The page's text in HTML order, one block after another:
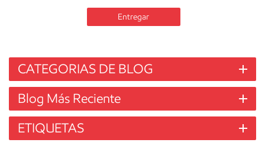
Entregar
CATEGORIAS DE BLOG
Blog Más Reciente
ETIQUETAS